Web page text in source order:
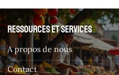
Ressources et services
A propos de nous
Contact